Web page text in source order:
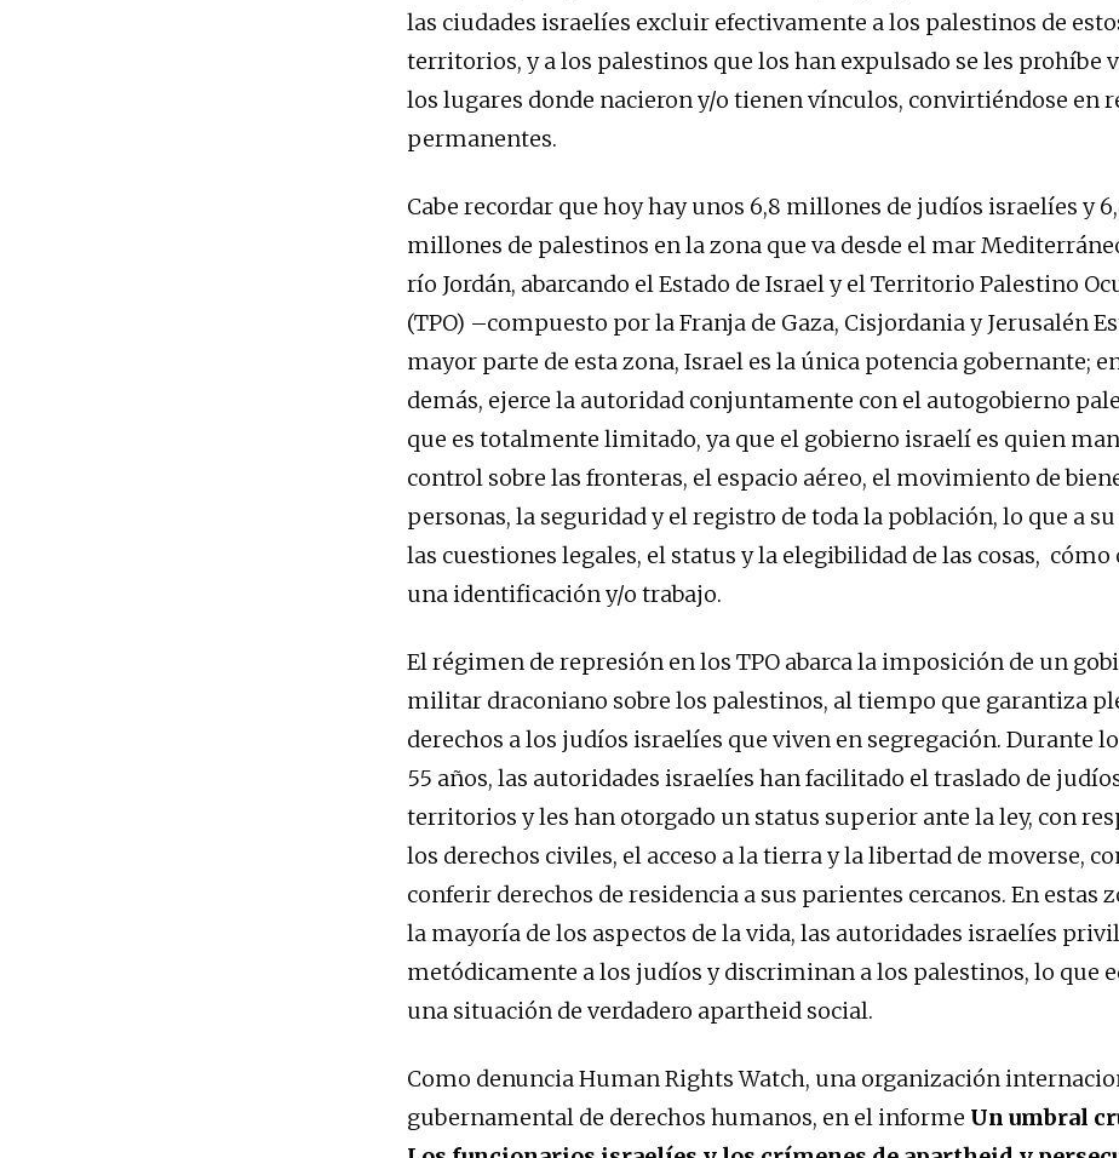
las ciudades israelíes excluir efectivamente a los palestinos de
territorios, y a los palestinos que los han expulsado se les prohíbe
los lugares donde nacieron y/o tienen vínculos, convirtiéndose en
permanentes.
Cabe recordar que hoy hay unos 6,8 millones de judíos israelíes y
millones de palestinos en la zona que va desde el mar
río Jordán, abarcando el Estado de Israel y el Territorio Palestino
(TPO) –compuesto por la Franja de Gaza, Cisjordania y Jerusalén
mayor parte de esta zona, Israel es la única potencia gobernante;
demás, ejerce la autoridad conjuntamente con el autogobierno
que es totalmente limitado, ya que el gobierno israelí es quien
control sobre las fronteras, el espacio aéreo, el movimiento de
personas, la seguridad y el registro de toda la población, lo que a
las cuestiones legales, el status y la elegibilidad de las cosas, cómo
una identificación y/o trabajo.
El régimen de represión en los TPO abarca la imposición de un
militar draconiano sobre los palestinos, al tiempo que garantiza
derechos a los judíos israelíes que viven en segregación. Durante
55 años, las autoridades israelíes han facilitado el traslado de
territorios y les han otorgado un status superior ante la ley, con
los derechos civiles, el acceso a la tierra y la libertad de moverse,
conferir derechos de residencia a sus parientes cercanos. En estas
la mayoría de los aspectos de la vida, las autoridades israelíes
metódicamente a los judíos y discriminan a los palestinos, lo que
una situación de verdadero apartheid social.
Como denuncia Human Rights Watch, una organización
gubernamental de derechos humanos, en el informe Un umbral